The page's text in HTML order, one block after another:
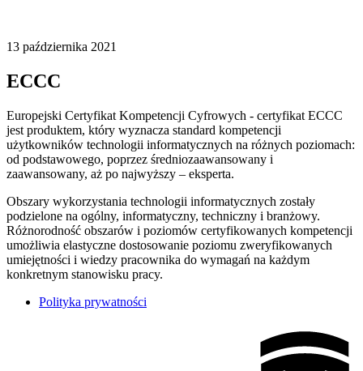
13 października 2021
ECCC
Europejski Certyfikat Kompetencji Cyfrowych - certyfikat ECCC
jest produktem, który wyznacza standard kompetencji
użytkowników technologii informatycznych na różnych poziomach:
od podstawowego, poprzez średniozaawansowany i
zaawansowany, aż po najwyższy – eksperta.
Obszary wykorzystania technologii informatycznych zostały
podzielone na ogólny, informatyczny, techniczny i branżowy.
Różnorodność obszarów i poziomów certyfikowanych kompetencji
umożliwia elastyczne dostosowanie poziomu zweryfikowanych
umiejętności i wiedzy pracownika do wymagań na każdym
konkretnym stanowisku pracy.
Polityka prywatności